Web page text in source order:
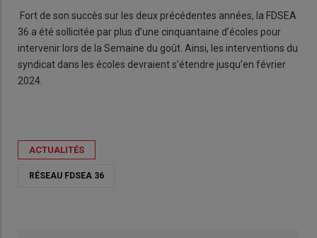
Fort de son succès sur les deux précédentes années, la FDSEA
36 a été sollicitée par plus d’une cinquantaine d’écoles pour
intervenir lors de la Semaine du goût. Ainsi, les interventions du
syndicat dans les écoles devraient s’étendre jusqu’en février
2024.
ACTUALITÉS
RÉSEAU FDSEA 36